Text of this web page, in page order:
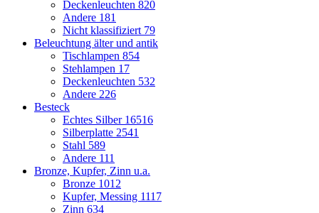
Deckenleuchten 820
Andere 181
Nicht klassifiziert 79
Beleuchtung älter und antik
Tischlampen 854
Stehlampen 17
Deckenleuchten 532
Andere 226
Besteck
Echtes Silber 16516
Silberplatte 2541
Stahl 589
Andere 111
Bronze, Kupfer, Zinn u.a.
Bronze 1012
Kupfer, Messing 1117
Zinn 634